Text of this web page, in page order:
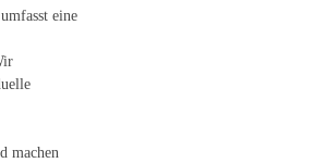
eine
machen